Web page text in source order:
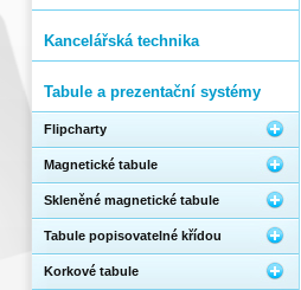
Kancelářská technika
Tabule a prezentační systémy
Flipcharty
Magnetické tabule
Skleněné magnetické tabule
Tabule popisovatelné křídou
Korkové tabule